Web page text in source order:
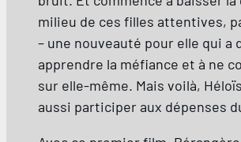
milieu de ces filles attentives,
– une nouveauté pour elle qui a
apprendre la méfiance et à ne
sur elle-même. Mais voilà,
aussi participer aux dépenses